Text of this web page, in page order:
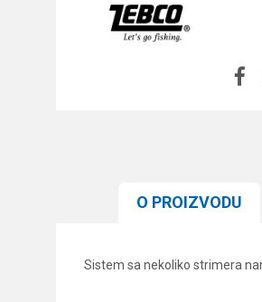
O PROIZVODU
Sistem sa nekoliko strimera